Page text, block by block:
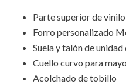
Parte superior de
Forro personalizado
Suela y talón de unidad
Cuello curvo para
Acolchado de tobillo